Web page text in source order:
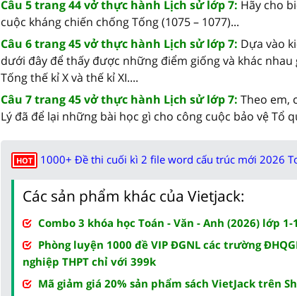
Câu 5 trang 44 vở thực hành Lịch sử lớp 7: Hãy cho
cuộc kháng chiến chống Tống (1075 – 1077)...
Câu 6 trang 45 vở thực hành Lịch sử lớp 7: Dựa vào
dưới đây để thấy được những điểm giống và khác
Tống thế kỉ X và thế kỉ XI....
Câu 7 trang 45 vở thực hành Lịch sử lớp 7: Theo em,
Lý đã để lại những bài học gì cho công cuộc bảo vệ Tổ
HOT 1000+ Đề thi cuối kì 2 file word cấu trúc mới 2026
Các sản phẩm khác của Vietjack:
Combo 3 khóa học Toán - Văn - Anh (2026) lớp
Phòng luyện 1000 đề VIP ĐGNL các trường
nghiệp THPT chỉ với 399k
Mã giảm giá 20% sản phẩm sách VietJack trên